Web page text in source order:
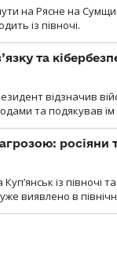
на Рясне на
із півночі.
та
відзначив
та подякував їм
росіяни
із півночі
виявлено в